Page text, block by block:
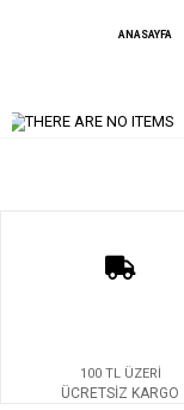
ANASAYFA
100 TL ÜZERİ
ÜCRETSİZ KARGO